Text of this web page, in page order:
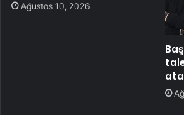
Ağustos 10, 2026